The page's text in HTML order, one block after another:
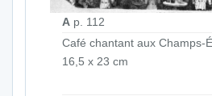
A p. 112
Café chantant aux Champs-
16,5 x 23 cm